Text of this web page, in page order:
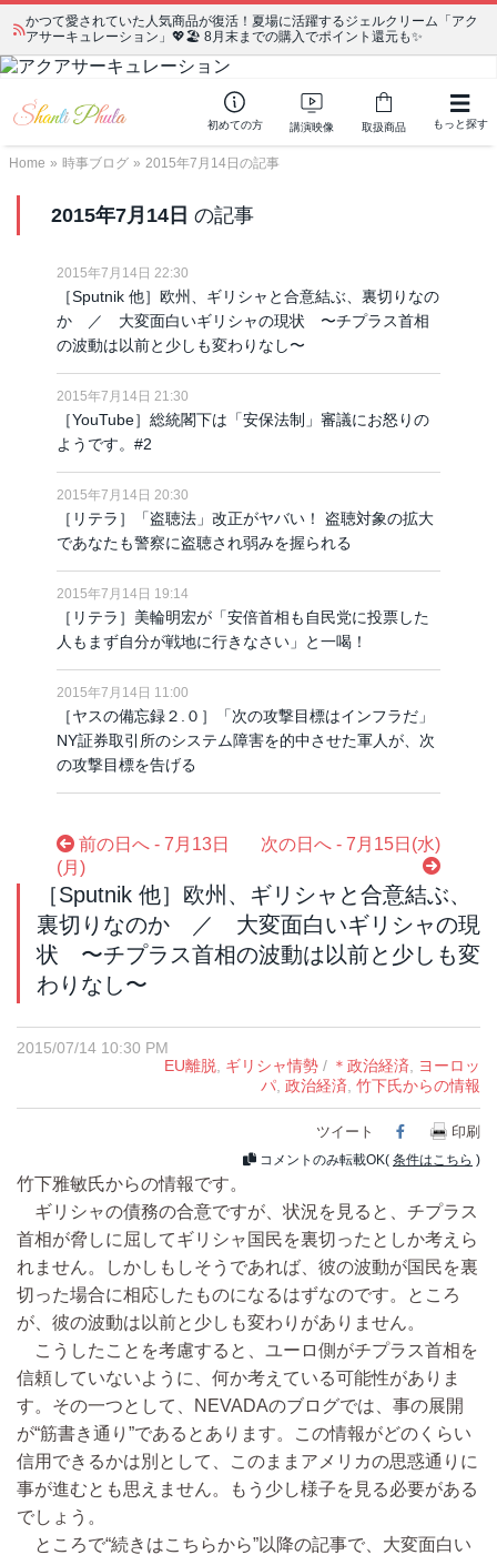
かつて愛されていた人気商品が復活！夏場に活躍するジェルクリーム「アク
アサーキュレーション」💖🏖️ 8月末までの購入でポイント還元も✨
初めての方 講演映像 取扱商品 もっと探す
Home » 時事ブログ » 2015年7月14日の記事
2015年7月14日 の記事
2015年7月14日 22:30
［Sputnik 他］欧州、ギリシャと合意結ぶ、裏切りなの
か ／ 大変面白いギリシャの現状 〜チプラス首相
の波動は以前と少しも変わりなし〜
2015年7月14日 21:30
［YouTube］総統閣下は「安保法制」審議にお怒りの
ようです。#2
2015年7月14日 20:30
［リテラ］「盗聴法」改正がヤバい！ 盗聴対象の拡大
であなたも警察に盗聴され弱みを握られる
2015年7月14日 19:14
［リテラ］美輪明宏が「安倍首相も自民党に投票した
人もまず自分が戦地に行きなさい」と一喝！
2015年7月14日 11:00
［ヤスの備忘録２.０］「次の攻撃目標はインフラだ」
NY証券取引所のシステム障害を的中させた軍人が、次
の攻撃目標を告げる
前の日へ - 7月13日
(月)
次の日へ - 7月15日(水)
［Sputnik 他］欧州、ギリシャと合意結ぶ、
裏切りなのか ／ 大変面白いギリシャの現
状 〜チプラス首相の波動は以前と少しも変
わりなし〜
2015/07/14 10:30 PM
EU離脱 ギリシャ情勢 / ＊政治経済
ヨーロッ
パ 政治経済 竹下氏からの情報
ツイート Facebook
印刷
コメントのみ転載OK( 条件はこちら )
竹下雅敏氏からの情報です。
ギリシャの債務の合意ですが、状況を見ると、チプラス
首相が脅しに屈してギリシャ国民を裏切ったとしか考えら
れません。しかしもしそうであれば、彼の波動が国民を裏
切った場合に相応したものになるはずなのです。ところ
が、彼の波動は以前と少しも変わりがありません。
こうしたことを考慮すると、ユーロ側がチプラス首相を
信頼していないように、何か考えている可能性がありま
す。その一つとして、NEVADAのブログでは、事の展開
が“筋書き通り”であるとあります。この情報がどのくらい
信用できるかは別として、このままアメリカの思惑通りに
事が進むとも思えません。もう少し様子を見る必要がある
でしょう。
ところで“続きはこちらから”以降の記事で、大変面白い